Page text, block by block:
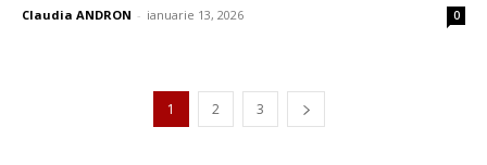
Claudia ANDRON - ianuarie 13, 2026 0
1 2 3